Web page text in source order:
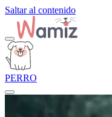
Saltar al contenido
PERRO